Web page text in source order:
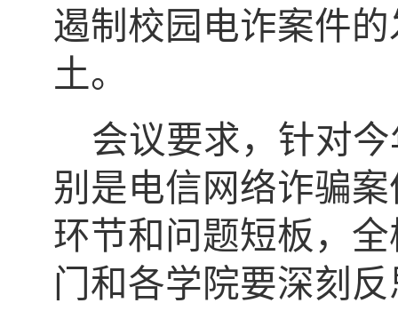
遏制校园电诈案件
土。
会议要求，针对
别是电信网络诈骗
环节和问题短板，
门和各学院要深刻